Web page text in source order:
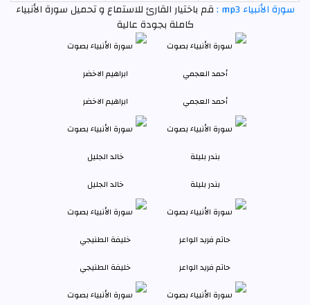
سورة الأنبياء mp3 :
قم باختيار القارئ للاستماع و تحميل سورة الأنبياء
كاملة بجودة عالية
أحمد العجمي ابراهيم الاخضر
بندر بليلة خالد الجليل
حاتم فريد الواعر خليفة الطنيجي